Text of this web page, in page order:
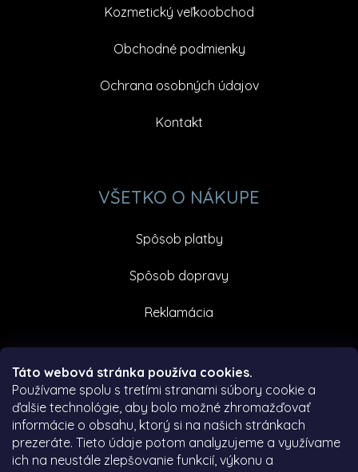
Táto webová stránka používa cookies.
Používame spolu s tretími stranami súbory cookie a
ďalšie technológie, aby bolo možné zhromažďovať
informácie o obsahu, ktorý si na našich stránkach
prezeráte. Tieto údaje potom analyzujeme a využívame
ich na neustále zlepšovanie funkcií, výkonu a
Kozmetický veľkoobchod
Obchodné podmienky
Ochrana osobných údajov
Kontakt
VŠETKO O NÁKUPE
Spôsob platby
Spôsob dopravy
Reklamácia